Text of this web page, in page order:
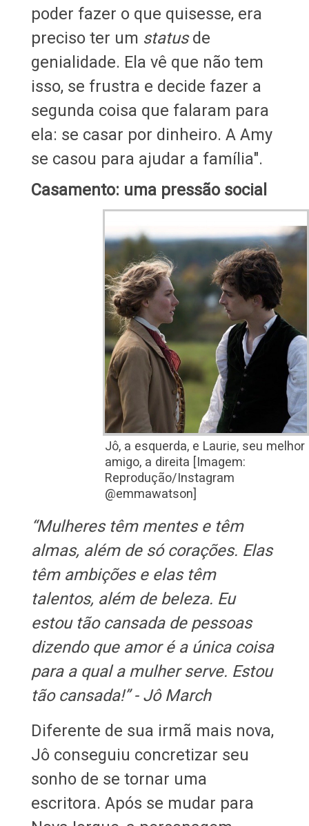
poder fazer o que quisesse, era
preciso ter um statusde
genialidade. Ela vê que não tem
isso, se frustra e decide fazer a
segunda coisa que falaram para
ela: se casar por dinheiro. A Amy
se casou para ajudar a família".
Casamento: uma pressão social
Jô, a esquerda, e Laurie, seu melhor
amigo, a direita [Imagem:
Reprodução/Instagram
@emmawatson]
“Mulheres têm mentes e têm
almas, além de só corações. Elas
têm ambições e elas têm
talentos, além de beleza. Eu
estou tão cansada de pessoas
dizendo que amor é a única coisa
para a qual a mulher serve. Estou
tão cansada!” - Jô March
Diferente de sua irmã mais nova,
Jô conseguiu concretizar seu
sonho de se tornar uma
escritora. Após se mudar para